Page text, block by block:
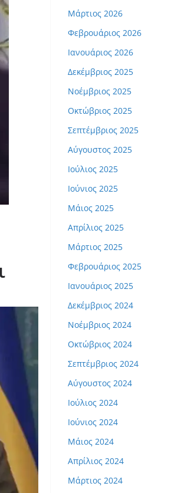
Μάρτιος 2026
Φεβρουάριος 2026
Ιανουάριος 2026
Δεκέμβριος 2025
Νοέμβριος 2025
Οκτώβριος 2025
Σεπτέμβριος 2025
Αύγουστος 2025
Ιούλιος 2025
Ιούνιος 2025
Μάιος 2025
Απρίλιος 2025
Μάρτιος 2025
Φεβρουάριος 2025
Ιανουάριος 2025
Δεκέμβριος 2024
Νοέμβριος 2024
Οκτώβριος 2024
Σεπτέμβριος 2024
Αύγουστος 2024
Ιούλιος 2024
Ιούνιος 2024
Μάιος 2024
Απρίλιος 2024
Μάρτιος 2024